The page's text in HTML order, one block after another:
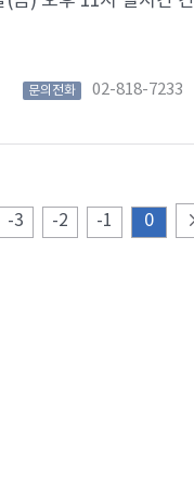
문의전화 02-818-7233
-3 -2 -1 0